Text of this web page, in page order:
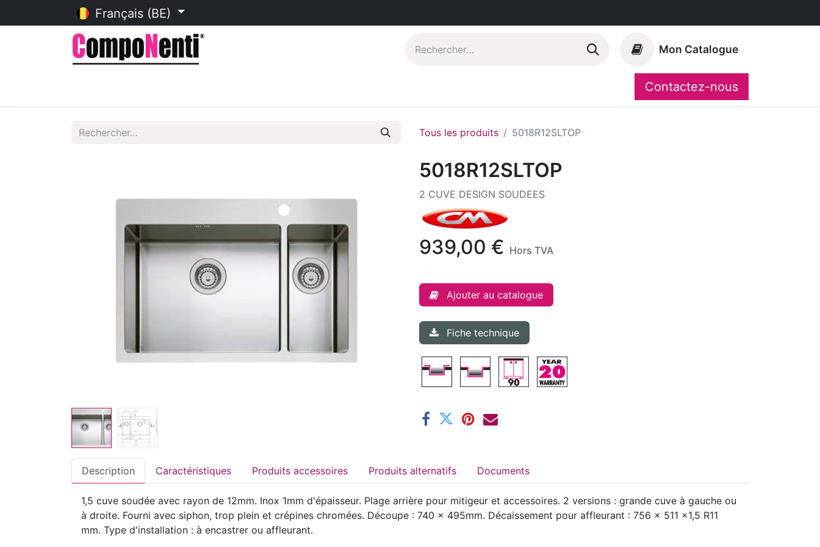
Français (BE)
Mon Catalogue
CompoShop
Contactez-nous
Tous les produits 5018R12SLTOP
5018R12SLTOP
2 CUVE DESIGN SOUDEES
939,00 € Hors TVA
Ajouter au catalogue
Fiche technique
Description Caractéristiques Produits accessoires Produits alternatifs Documents
1,5 cuve soudée avec rayon de 12mm. Inox 1mm d'épaisseur. Plage arrière pour mitigeur et accessoires. 2 versions : grande cuve à gauche ou
à droite. Fourni avec siphon, trop plein et crépines chromées. Découpe : 740 x 495mm. Décaissement pour affleurant : 756 x 511 x1,5 R11
mm. Type d'installation : à encastrer ou affleurant.